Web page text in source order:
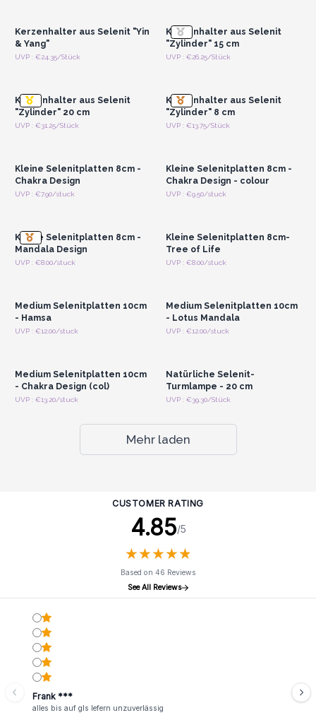
Kerzenhalter aus Selenit "Yin
& Yang"
UVP : €24.35/Stück
Kerzenhalter aus Selenit
"Zylinder" 15 cm
UVP : €26.25/Stück
Anmelden oder
Kerzenhalter aus Selenit
"Zylinder" 20 cm
UVP : €31.25/Stück
Anmelden oder
Kerzenhalter aus Selenit
"Zylinder" 8 cm
UVP : €13.75/Stück
Anmelden oder
Kleine Selenitplatten 8cm -
Chakra Design
UVP : €7.90/stuck
Anmelden oder
Kleine Selenitplatten 8cm -
Chakra Design - colour
UVP : €9.50/stuck
Anmelden oder
Kleine Selenitplatten 8cm -
Mandala Design
UVP : €8.00/stuck
Anmelden oder
Kleine Selenitplatten 8cm-
Tree of Life
UVP : €8.00/stuck
Anmelden oder
Medium Selenitplatten 10cm
- Hamsa
UVP : €12.00/stuck
Anmelden oder
Medium Selenitplatten 10cm
- Lotus Mandala
UVP : €12.00/stuck
Anmelden oder
Medium Selenitplatten 10cm
- Chakra Design (col)
UVP : €13.20/stuck
Anmelden oder
Natürliche Selenit-
Turmlampe - 20 cm
UVP : €39.30/Stück
Mehr laden
CUSTOMER RATING
4.85/5
★★★★★
★★★★★
Based on 46 Reviews
See All Reviews
Frank ***
alles bis auf gls lefern unzuverlässig